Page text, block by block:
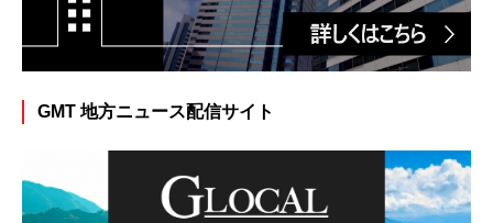
GMT 地方ニュース配信サイト